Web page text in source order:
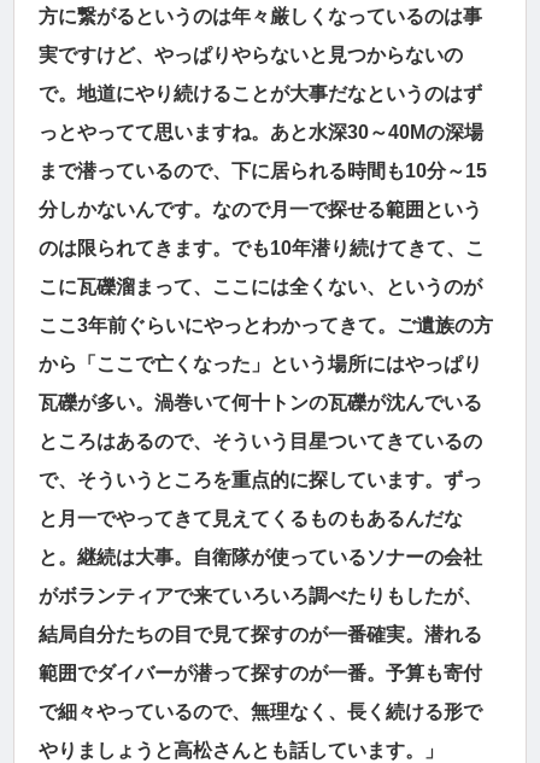
方に繋がるというのは年々厳しくなっているのは事
実ですけど、やっぱりやらないと見つからないの
で。地道にやり続けることが大事だなというのはず
っとやってて思いますね。あと水深30～40Mの深場
まで潜っているので、下に居られる時間も10分～15
分しかないんです。なので月一で探せる範囲という
のは限られてきます。でも10年潜り続けてきて、こ
こに瓦礫溜まって、ここには全くない、というのが
ここ3年前ぐらいにやっとわかってきて。ご遺族の方
から「ここで亡くなった」という場所にはやっぱり
瓦礫が多い。渦巻いて何十トンの瓦礫が沈んでいる
ところはあるので、そういう目星ついてきているの
で、そういうところを重点的に探しています。ずっ
と月一でやってきて見えてくるものもあるんだな
と。継続は大事。自衛隊が使っているソナーの会社
がボランティアで来ていろいろ調べたりもしたが、
結局自分たちの目で見て探すのが一番確実。潜れる
範囲でダイバーが潜って探すのが一番。予算も寄付
で細々やっているので、無理なく、長く続ける形で
やりましょうと高松さんとも話しています。」